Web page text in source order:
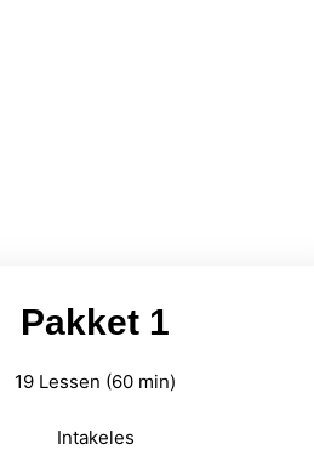
Pakket 1
19 Lessen (60 min)
Intakeles